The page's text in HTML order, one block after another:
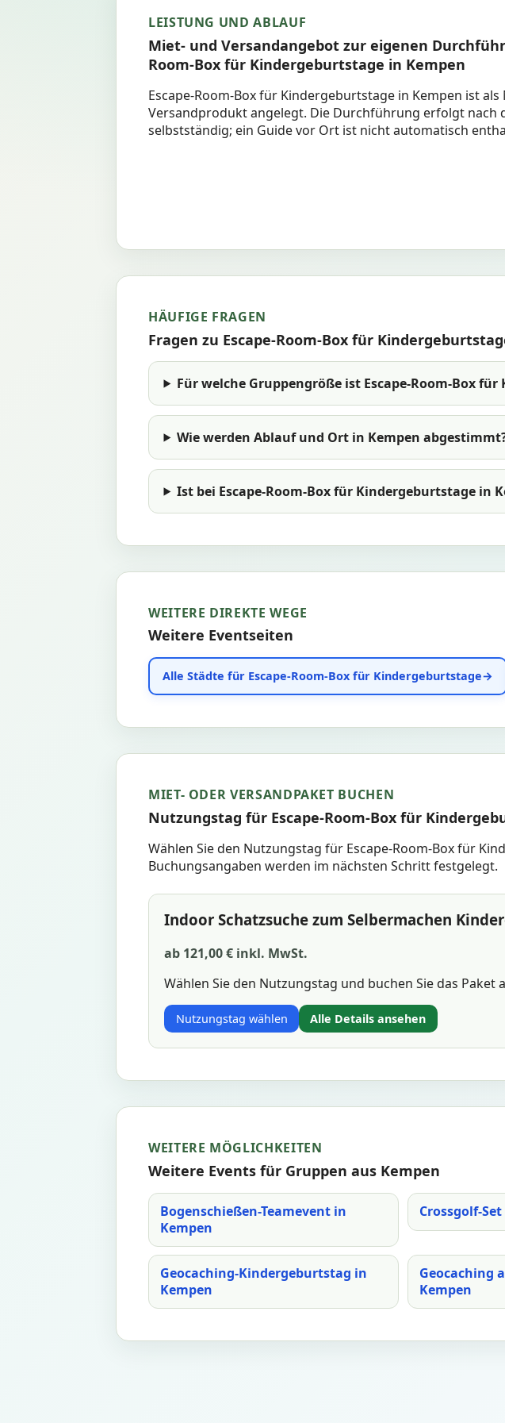
LEISTUNG UND ABLAUF
Miet- und Versandangebot zur eigenen
Room-Box für Kindergeburtstage in Kempen
Escape-Room-Box für Kindergeburtstage in Kempen ist
Versandprodukt angelegt. Die Durchführung erfolgt nach
selbstständig; ein Guide vor Ort ist nicht automatisch
HÄUFIGE FRAGEN
Fragen zu Escape-Room-Box für
Für welche Gruppengröße ist Escape-Room-Box
Wie werden Ablauf und Ort in Kempen
Ist bei Escape-Room-Box für Kindergeburtstage in
WEITERE DIREKTE WEGE
Weitere Eventseiten
Alle Städte für Escape-Room-Box für Kindergeburtstage
MIET- ODER VERSANDPAKET BUCHEN
Nutzungstag für Escape-Room-Box für
Wählen Sie den Nutzungstag für Escape-Room-Box für
Buchungsangaben werden im nächsten Schritt festgelegt.
Indoor Schatzsuche zum Selbermachen
ab 121,00 € inkl. MwSt.
Wählen Sie den Nutzungstag und buchen Sie das Paket
Nutzungstag wählen Alle Details ansehen
WEITERE MÖGLICHKEITEN
Weitere Events für Gruppen aus Kempen
Bogenschießen-Teamevent in
Kempen
Crossgolf-
Geocaching-Kindergeburtstag in
Kempen
Geocaching
Kempen